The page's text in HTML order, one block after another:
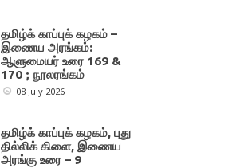
தமிழ்க் காப்புக் கழகம் –
இணைய அரங்கம்:
ஆளுமையர் உரை 169 &
170 ; நூலரங்கம்
08 July 2026
தமிழ்க் காப்புக் கழகம், புது
தில்லிக் கிளை, இணைய
அரங்கு உரை – 9